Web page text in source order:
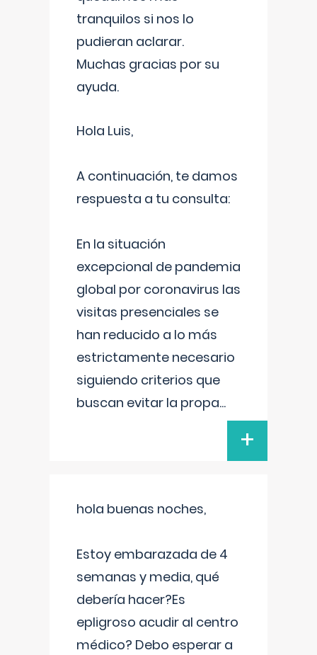
tranquilos si nos lo
pudieran aclarar.
Muchas gracias por su
ayuda.
Hola Luis,
A continuación, te damos
respuesta a tu consulta:
En la situación
excepcional de pandemia
global por coronavirus las
visitas presenciales se
han reducido a lo más
estrictamente necesario
siguiendo criterios que
buscan evitar la propa...
+
hola buenas noches,
Estoy embarazada de 4
semanas y media, qué
debería hacer?Es
epligroso acudir al centro
médico? Debo esperar a